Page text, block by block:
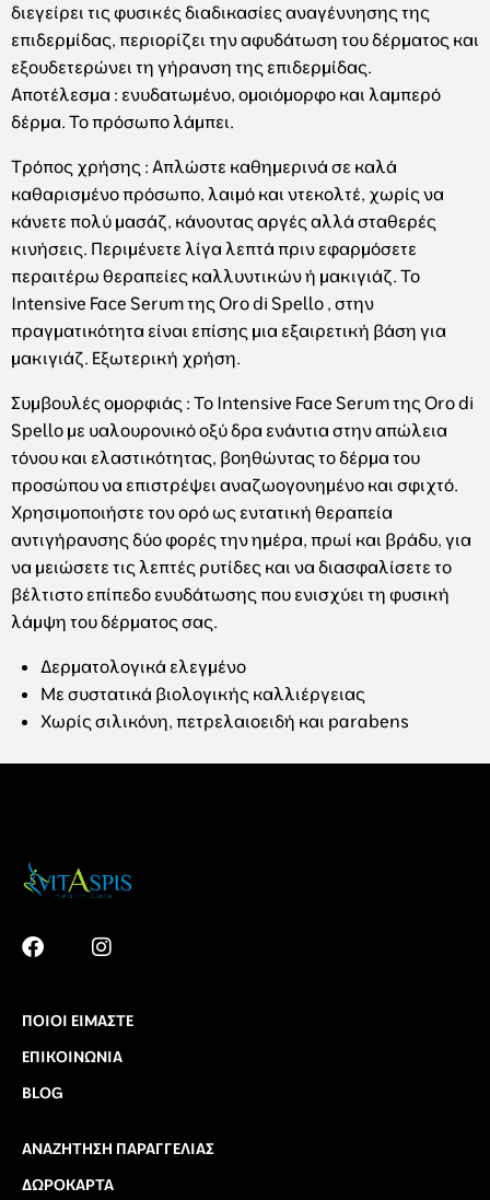
διεγείρει τις φυσικές διαδικασίες αναγέννησης της
επιδερμίδας, περιορίζει την αφυδάτωση του δέρματος και
εξουδετερώνει τη γήρανση της επιδερμίδας.
Αποτέλεσμα : ενυδατωμένο, ομοιόμορφο και λαμπερό
δέρμα. Το πρόσωπο λάμπει.
Τρόπος χρήσης : Απλώστε καθημερινά σε καλά
καθαρισμένο πρόσωπο, λαιμό και ντεκολτέ, χωρίς να
κάνετε πολύ μασάζ, κάνοντας αργές αλλά σταθερές
κινήσεις. Περιμένετε λίγα λεπτά πριν εφαρμόσετε
περαιτέρω θεραπείες καλλυντικών ή μακιγιάζ. Το
Intensive Face Serumτης Oro di Spello , στην
πραγματικότητα είναι επίσης μια εξαιρετική βάση για
μακιγιάζ. Εξωτερική χρήση.
Συμβουλές ομορφιάς : Το Intensive Face Serumτης Oro di
Spello με υαλουρονικό οξύ δρα ενάντια στην απώλεια
τόνου και ελαστικότητας, βοηθώντας το δέρμα του
προσώπου να επιστρέψει αναζωογονημένο και σφιχτό.
Χρησιμοποιήστε τον ορό ως εντατική θεραπεία
αντιγήρανσης δύο φορές την ημέρα, πρωί και βράδυ, για
να μειώσετε τις λεπτές ρυτίδες και να διασφαλίσετε το
βέλτιστο επίπεδο ενυδάτωσης που ενισχύει τη φυσική
λάμψη του δέρματος σας.
Δερματολογικά ελεγμένο
Με συστατικά βιολογικής καλλιέργειας
Χωρίς σιλικόνη, πετρελαιοειδή και parabens
ΠΟΙΟΙ ΕΊΜΑΣΤΕ
ΕΠΙΚΟΙΝΩΝΊΑ
BLOG
ΑΝΑΖΉΤΗΣΗ ΠΑΡΑΓΓΕΛΊΑΣ
ΔΩΡΟΚΆΡΤΑ